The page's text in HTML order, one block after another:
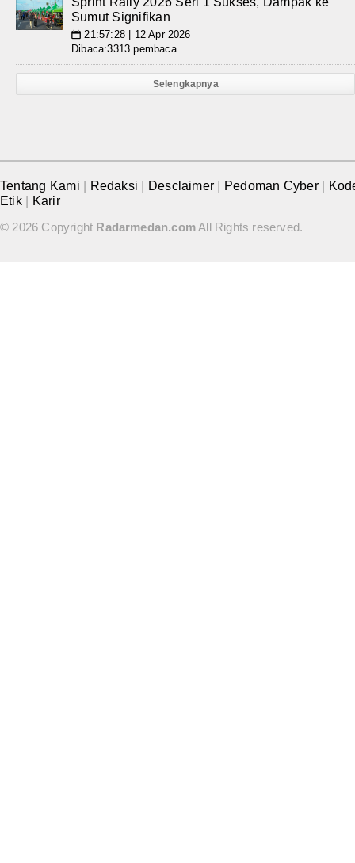
Sumut Signifikan
📅 21:57:28 | 12 Apr 2026
Dibaca:3313 pembaca
Selengkapnya
Tentang Kami Redaksi Desclaimer Pedoman Cyber
Etik
Karir
© 2026 Copyright Radarmedan.comAll Rights reserved.